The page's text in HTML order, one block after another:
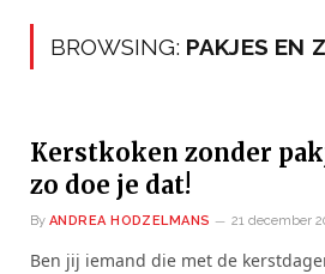
BROWSING: PAKJES EN
Kerstkoken zonder
zo doe je dat!
By ANDREA HODZELMANS 21 december
Ben jij iemand die met de